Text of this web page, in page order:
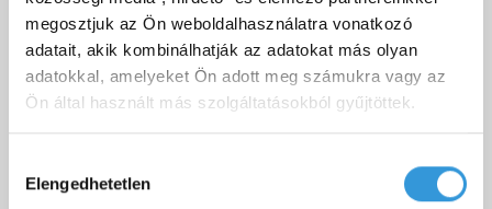
megosztjuk az Ön weboldalhasználatra vonatkozó
adatait, akik kombinálhatják az adatokat más olyan
adatokkal, amelyeket Ön adott meg számukra vagy az
Ön által használt más szolgáltatásokból gyűjtöttek.
kiválasztása
Elengedhetetlen